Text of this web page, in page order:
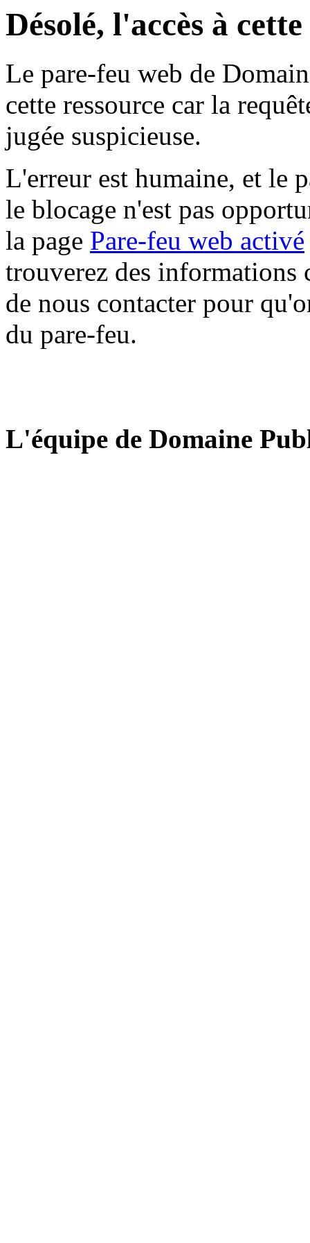
Désolé, l'accès à
Le pare-feu web de
cette ressource car la
jugée suspicieuse.
L'erreur est humaine, et le
le blocage n'est pas
la page Pare-feu web activé
trouverez des informations
de nous contacter pour
du pare-feu.
L'équipe de Domaine